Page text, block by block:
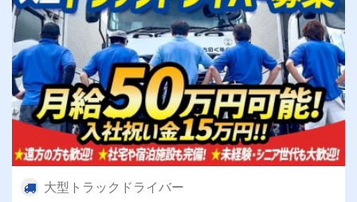
大型トラックドライバー